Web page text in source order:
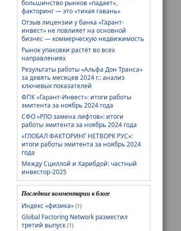
,Ломбард Мастер,Ноймарк
большинство рынков «падает»,
факторинг — это «тихая гавань»
Отзыв лицензии у банка «Гарант-
инвест» не повлияет на основной
бизнес — коммерческую недвижимость
Рынок упаковки растёт во всех
направлениях
Результаты работы «Альфа Дон Транса»
за девять месяцев 2024 г.: анализ
ключевых показателей
ФПК «Гарант-Инвест»: итоги работы
эмитента за ноябрь 2024 года
СФО «РЛО замена лифтов»: итоги
работы эмитента за ноябрь 2024 года
«ГЛОБАЛ ФАКТОРИНГ НЕТВОРК РУС»:
итоги работы эмитента за ноябрь 2024
года
Между Сциллой и Харибдой: частный
инвестор-2025
Последние комментарии в блоге
Индекс «физика» (1)
Global Factoring Network разместил
третий выпуск (1)